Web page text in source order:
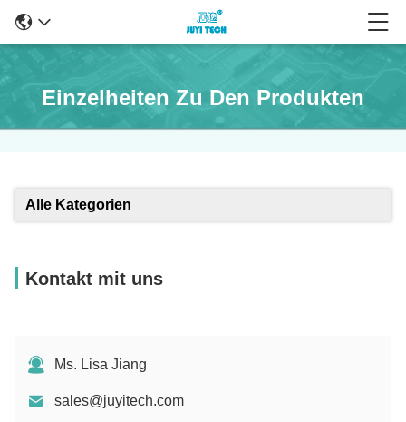
Einzelheiten Zu Den Produkten
Alle Kategorien
Kontakt mit uns
Ms. Lisa Jiang
sales@juyitech.com